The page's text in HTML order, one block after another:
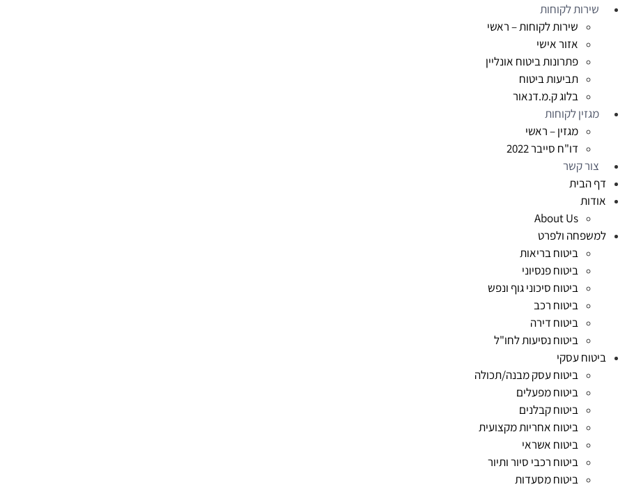
שירות לקוחות
שירות לקוחות – ראשי
אזור אישי
פתרונות ביטוח אונליין
תביעות ביטוח
בלוג ק.מ.דנאור
מגזין לקוחות
מגזין – ראשי
דו"ח סייבר 2022
צור קשר
דף הבית
אודות
About Us
למשפחה ולפרט
ביטוח בריאות
ביטוח פנסיוני
ביטוח סיכוני גוף ונפש
ביטוח רכב
ביטוח דירה
ביטוח נסיעות לחו"ל
ביטוח עסקי
ביטוח עסק מבנה/תכולה
ביטוח מפעלים
ביטוח קבלנים
ביטוח אחריות מקצועית
ביטוח אשראי
ביטוח רכבי סיור ותיור
ביטוח מסעדות